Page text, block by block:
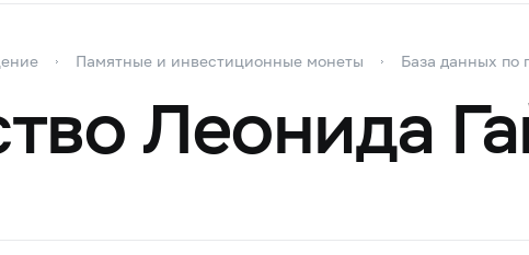
Памятные и инвестиционные монеты База данных по
Леонида